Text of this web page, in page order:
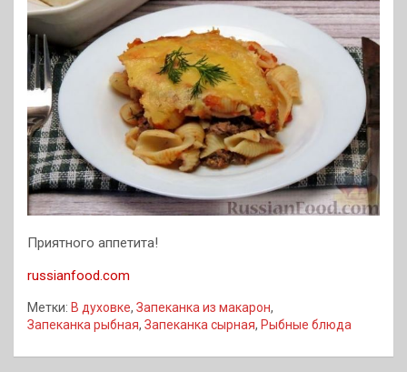
Приятного аппетита!
russianfood.com
Метки: В духовке, Запеканка из макарон,
Запеканка рыбная, Запеканка сырная, Рыбные блюда